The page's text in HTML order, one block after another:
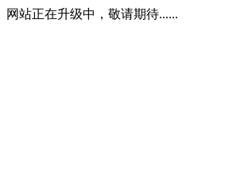
网站正在升级中，敬请期待......